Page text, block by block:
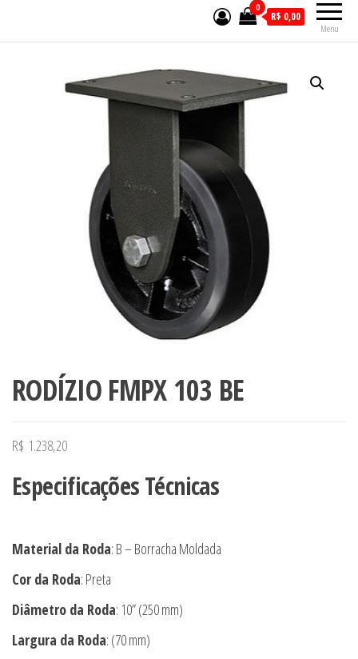
Menu
0
R$ 0,00
RODÍZIO FMPX 103 BE
R$ 1.238,20
Especificações Técnicas
Material da Roda: B – Borracha Moldada
Cor da Roda: Preta
Diâmetro da Roda: 10” (250 mm)
Largura da Roda: (70 mm)